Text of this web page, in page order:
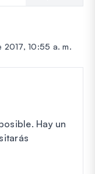
10:55 a. m.
Hay un